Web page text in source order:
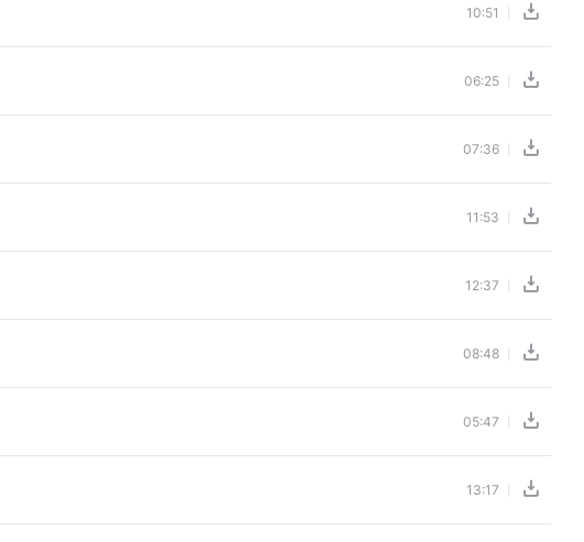
10:51
06:25
07:36
11:53
12:37
08:48
05:47
13:17